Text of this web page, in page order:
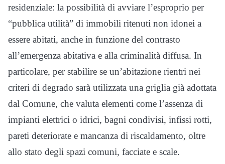
residenziale: la possibilità di avviare l’esproprio per
“pubblica utilità” di immobili ritenuti non idonei a
essere abitati, anche in funzione del contrasto
all’emergenza abitativa e alla criminalità diffusa. In
particolare, per stabilire se un’abitazione rientri nei
criteri di degrado sarà utilizzata una griglia già adottata
dal Comune, che valuta elementi come l’assenza di
impianti elettrici o idrici, bagni condivisi, infissi rotti,
pareti deteriorate e mancanza di riscaldamento, oltre
allo stato degli spazi comuni, facciate e scale.